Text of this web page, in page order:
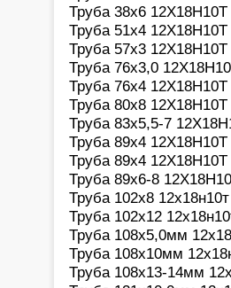
Труба 38х6
Труба 51х4
Труба 57х3
Труба 76х3,0
Труба 76х4
Труба 80х8
Труба 83х5,5-7
Труба 89х4
Труба 89х4
Труба 89х6-8
Труба 102х8
Труба 102х12
Труба 108х5,0мм
Труба 108х10мм
Труба 108х13-14мм